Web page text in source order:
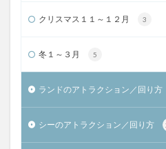
クリスマス１１～１２月 3
冬１～３月 5
ランドのアトラクション／回り方
シーのアトラクション／回り方